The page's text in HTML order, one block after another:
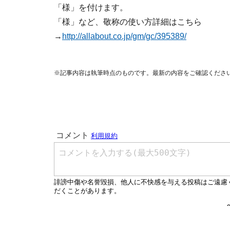
「様」を付けます。
「様」など、敬称の使い方詳細はこちら
→ http://allabout.co.jp/gm/gc/395389/
※記事内容は執筆時点のものです。最新の内容をご確認くださ